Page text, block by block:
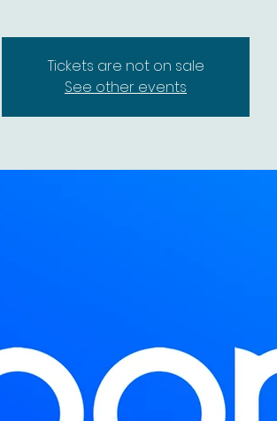
Tickets are not on sale
See other events